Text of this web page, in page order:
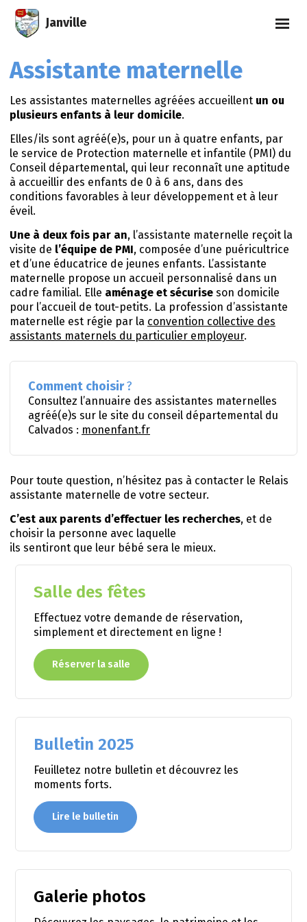
Janville
Assistante maternelle
Les assistantes maternelles agréées accueillent un ou
plusieurs enfants à leur domicile.
Elles/ils sont agréé(e)s, pour un à quatre enfants, par
le service de Protection maternelle et infantile (PMI) du
Conseil départemental, qui leur reconnaît une aptitude
à accueillir des enfants de 0 à 6 ans, dans des
conditions favorables à leur développement et à leur
éveil.
Une à deux fois par an, l’assistante maternelle reçoit la
visite de l’équipe de PMI, composée d’une puéricultrice
et d’une éducatrice de jeunes enfants. L’assistante
maternelle propose un accueil personnalisé dans un
cadre familial. Elle aménage et sécurise son domicile
pour l’accueil de tout-petits. La profession d’assistante
maternelle est régie par la convention collective des
assistants maternels du particulier employeur.
Comment choisir?
Consultez l’annuaire des assistantes maternelles
agréé(e)s sur le site du conseil départemental du
Calvados : monenfant.fr
Pour toute question, n’hésitez pas à contacter le Relais
assistante maternelle de votre secteur.
C’est aux parents d’effectuer les recherches, et de
choisir la personne avec laquelle
ils sentiront que leur bébé sera le mieux.
Salle des fêtes
Effectuez votre demande de réservation,
simplement et directement en ligne !
Réserver la salle
Bulletin 2025
Feuilletez notre bulletin et découvrez les
moments forts.
Lire le bulletin
Galerie photos